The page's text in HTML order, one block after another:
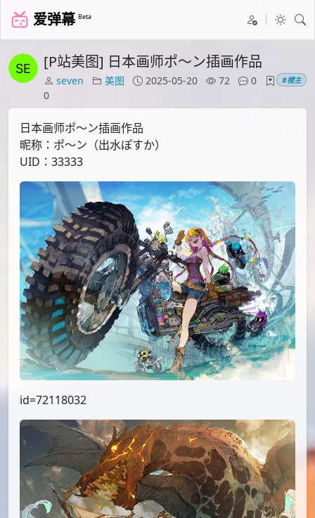
爱弹幕 Beta
[P站美图] 日本画师ポ～ン插画作品
seven 美图 2025-05-20 72
0
0
#楼主
日本画师ポ～ン插画作品
昵称：ポ～ン（出水ぽすか）
UID：33333
id=72118032